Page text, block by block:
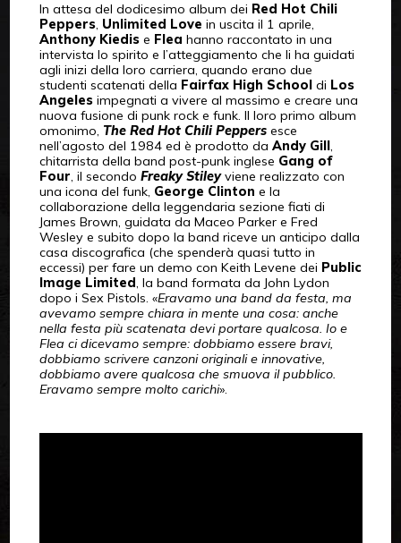
In attesa del dodicesimo album dei Red Hot Chili
Peppers, Unlimited Love in uscita il 1 aprile,
Anthony Kiedise Flea hanno raccontato in una
intervista lo spirito e l’atteggiamento che li ha guidati
agli inizi della loro carriera, quando erano due
studenti scatenati della Fairfax High School di Los
Angelesimpegnati a vivere al massimo e creare una
nuova fusione di punk rock e funk. Il loro primo album
omonimo, The Red Hot Chili Peppersesce
nell’agosto del 1984 ed è prodotto da Andy Gill ,
chitarrista della band post-punk inglese Gang of
Four, il secondo Freaky Stileyviene realizzato con
una icona del funk, George Clinton e la
collaborazione della leggendaria sezione fiati di
James Brown, guidata da Maceo Parker e Fred
Wesley e subito dopo la band riceve un anticipo dalla
casa discografica (che spenderà quasi tutto in
eccessi) per fare un demo con Keith Levene dei Public
Image Limited, la band formata da John Lydon
dopo i Sex Pistols. «Eravamo una band da festa, ma
avevamo sempre chiara in mente una cosa: anche
nella festa più scatenata devi portare qualcosa. Io e
Flea ci dicevamo sempre: dobbiamo essere bravi,
dobbiamo scrivere canzoni originali e innovative,
dobbiamo avere qualcosa che smuova il pubblico.
Eravamo sempre molto carichi».